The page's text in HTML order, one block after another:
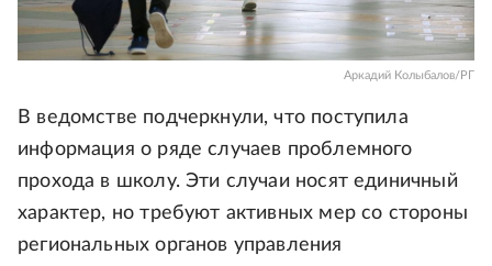
Аркадий Колыбалов/РГ
В ведомстве подчеркнули, что поступила
информация о ряде случаев проблемного
прохода в школу. Эти случаи носят единичный
характер, но требуют активных мер со стороны
региональных органов управления